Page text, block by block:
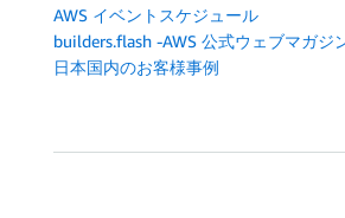
AWS イベントスケジュール
builders.flash -AWS 公式ウェブマガジ
日本国内のお客様事例